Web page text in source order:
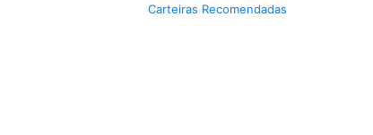
Carteiras Recomendadas